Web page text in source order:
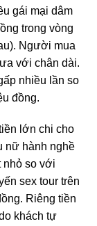
gái mại dâm
trong vòng
Người mua
với chân dài.
nhiều lần so
đồng.
lớn chi cho
nữ hành nghề
nhỏ so với
sex tour trên
Riêng tiền
khách tự